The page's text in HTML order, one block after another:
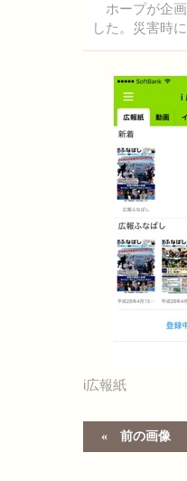
ホープが企画
した。災害時
i広報紙
前の画像